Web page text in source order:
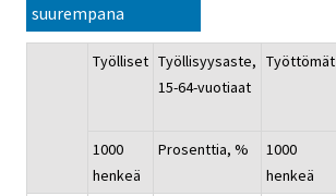
suurempana
Työlliset Työllisyysaste,
15-64-vuotiaat
Työttömät
1000
henkeä
Prosenttia, %
1000
henkeä